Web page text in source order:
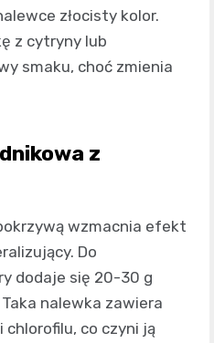
złocisty kolor.
z cytryny lub
smaku, choć zmienia
z
wzmacnia efekt
Do
dodaje się 20-30 g
nalewka zawiera
chlorofilu, co czyni ją